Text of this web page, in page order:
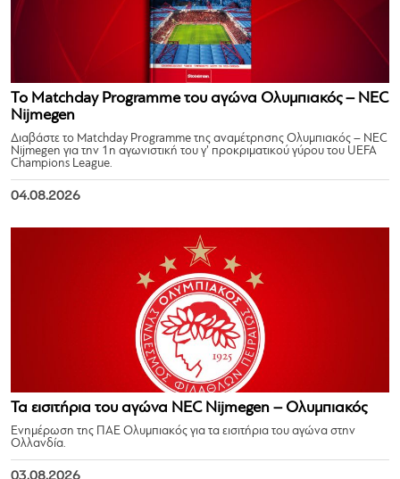
Το Matchday Programme του αγώνα Ολυμπιακός – NEC
Nijmegen
Διαβάστε το Matchday Programme της αναμέτρησης Ολυμπιακός – NEC
Nijmegen για την 1η αγωνιστική του γ’ προκριματικού γύρου του UEFA
Champions League.
04.08.2026
Τα εισιτήρια του αγώνα NEC Nijmegen – Ολυμπιακός
Ενημέρωση της ΠΑΕ Ολυμπιακός για τα εισιτήρια του αγώνα στην
Ολλανδία.